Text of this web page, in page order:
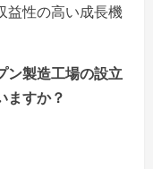
益性の高い成長機
ン製造工場の設立
ますか？